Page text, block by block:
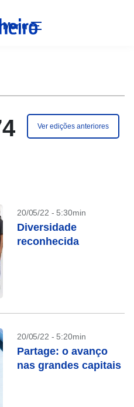
Menu
Ver edições anteriores
20/05/22 - 5:30min
Diversidade
reconhecida
20/05/22 - 5:20min
Partage: o avanço
nas grandes capitais